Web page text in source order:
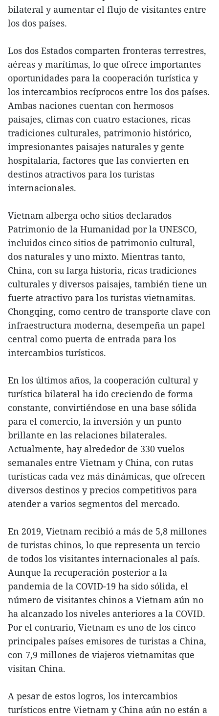
bilateral y aumentar el flujo de visitantes entre
los dos países.
Los dos Estados comparten fronteras terrestres,
aéreas y marítimas, lo que ofrece importantes
oportunidades para la cooperación turística y
los intercambios recíprocos entre los dos países.
Ambas naciones cuentan con hermosos
paisajes, climas con cuatro estaciones, ricas
tradiciones culturales, patrimonio histórico,
impresionantes paisajes naturales y gente
hospitalaria, factores que las convierten en
destinos atractivos para los turistas
internacionales.
Vietnam alberga ocho sitios declarados
Patrimonio de la Humanidad por la UNESCO,
incluidos cinco sitios de patrimonio cultural,
dos naturales y uno mixto. Mientras tanto,
China, con su larga historia, ricas tradiciones
culturales y diversos paisajes, también tiene un
fuerte atractivo para los turistas vietnamitas.
Chongqing, como centro de transporte clave con
infraestructura moderna, desempeña un papel
central como puerta de entrada para los
intercambios turísticos.
En los últimos años, la cooperación cultural y
turística bilateral ha ido creciendo de forma
constante, convirtiéndose en una base sólida
para el comercio, la inversión y un punto
brillante en las relaciones bilaterales.
Actualmente, hay alrededor de 330 vuelos
semanales entre Vietnam y China, con rutas
turísticas cada vez más dinámicas, que ofrecen
diversos destinos y precios competitivos para
atender a varios segmentos del mercado.
En 2019, Vietnam recibió a más de 5,8 millones
de turistas chinos, lo que representa un tercio
de todos los visitantes internacionales al país.
Aunque la recuperación posterior a la
pandemia de la COVID-19 ha sido sólida, el
número de visitantes chinos a Vietnam aún no
ha alcanzado los niveles anteriores a la COVID.
Por el contrario, Vietnam es uno de los cinco
principales países emisores de turistas a China,
con 7,9 millones de viajeros vietnamitas que
visitan China.
A pesar de estos logros, los intercambios
turísticos entre Vietnam y China aún no están a